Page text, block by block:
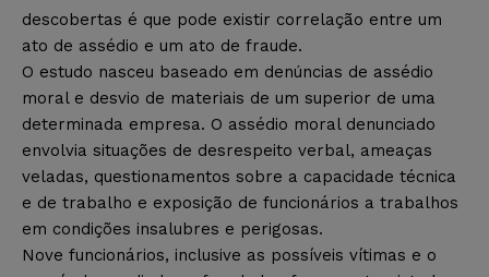
descobertas é que pode existir correlação entre um
ato de assédio e um ato de fraude.
O estudo nasceu baseado em denúncias de assédio
moral e desvio de materiais de um superior de uma
determinada empresa. O assédio moral denunciado
envolvia situações de desrespeito verbal, ameaças
veladas, questionamentos sobre a capacidade técnica
e de trabalho e exposição de funcionários a trabalhos
em condições insalubres e perigosas.
Nove funcionários, inclusive as possíveis vítimas e o